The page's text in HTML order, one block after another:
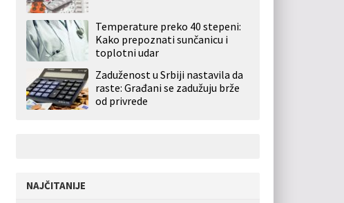
Temperature preko 40 stepeni:
Kako prepoznati sunčanicu i
toplotni udar
Zaduženost u Srbiji nastavila da
raste: Građani se zadužuju brže
od privrede
NAJČITANIJE